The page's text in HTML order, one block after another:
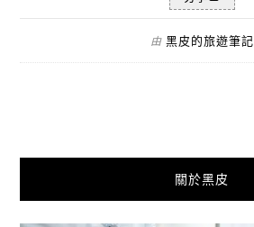
由 黑皮的旅遊筆記
關於黑皮